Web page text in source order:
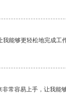
能够更轻松地完成工
常容易上手，让我能